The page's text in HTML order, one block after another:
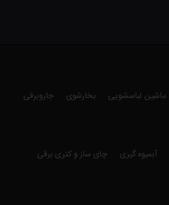
ماشین لباسشویی بخارشوی
جاروبرقی
آبمیوه گیری
چای ساز و کتری برقی